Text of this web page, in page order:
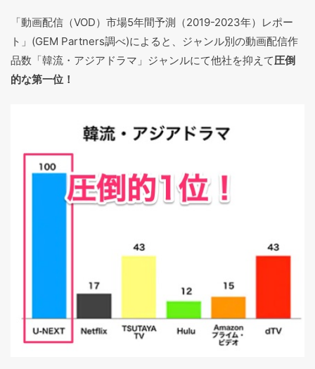
「動画配信（VOD）市場5年間予測（2019-2023年）レポー
ト」(GEM Partners調べ)によると、ジャンル別の動画配信作
品数「韓流・アジアドラマ」ジャンルにて他社を抑えて圧倒
的な第一位！